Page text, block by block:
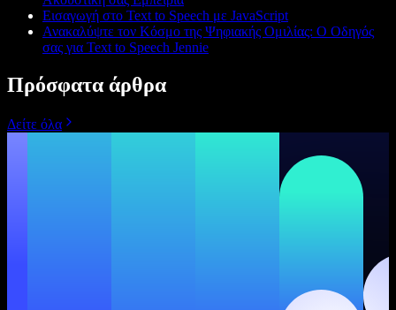
Εισαγωγή στο Text to Speech με JavaScript
Ανακαλύψτε τον Κόσμο της Ψηφιακής Ομιλίας: Ο Οδηγός
σας για Text to Speech Jennie
Πρόσφατα άρθρα
Δείτε όλα